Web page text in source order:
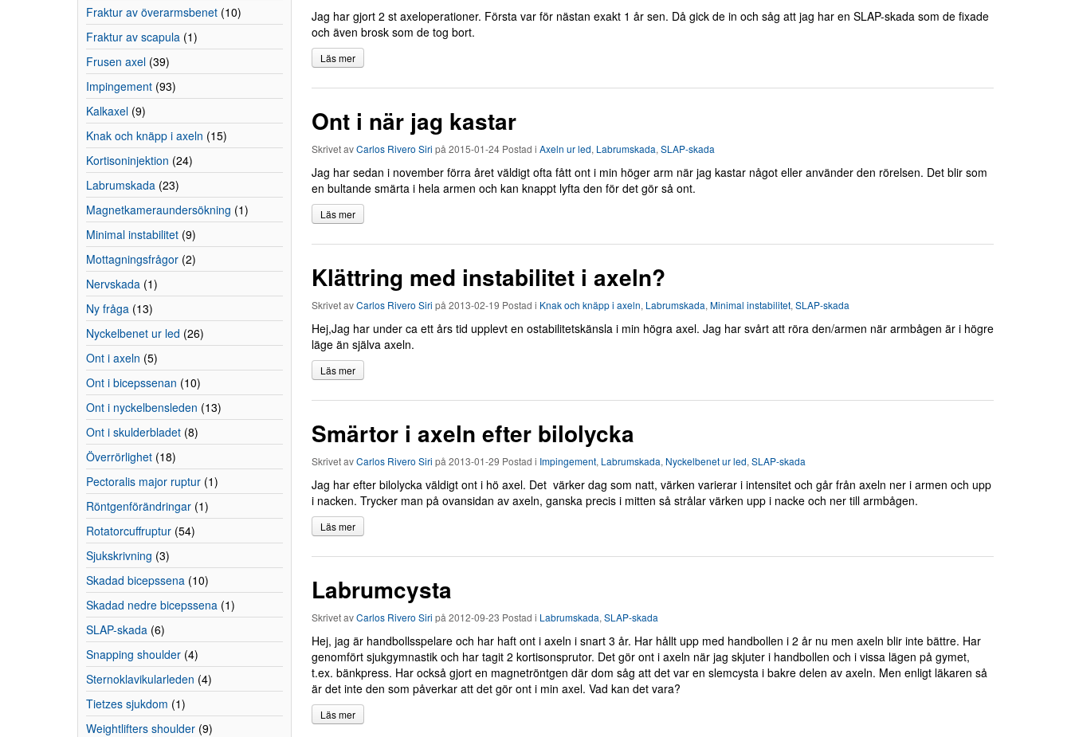
Jag har gjort 2 st axeloperationer. Första var för nästan exakt 1 år sen. Då gick de in och såg att jag har en SLAP-skada som de fixade
och även brosk som de tog bort.
Läs mer
Ont i när jag kastar
Skrivet avCarlos Rivero Siri på 2015-01-24Postad i Axeln ur led, Labrumskada, SLAP-skada
Jag har sedan i november förra året väldigt ofta fått ont i min höger arm när jag kastar något eller använder den rörelsen. Det blir som
en bultande smärta i hela armen och kan knappt lyfta den för det gör så ont.
Läs mer
Klättring med instabilitet i axeln?
Skrivet avCarlos Rivero Siri på 2013-02-19 Postad i Knak och knäpp i axeln, Labrumskada, Minimal instabilitet, SLAP-skada
Hej,Jag har under ca ett års tid upplevt en ostabilitetskänsla i min högra axel. Jag har svårt att röra den/armen när armbågen är i högre
läge än själva axeln.
Läs mer
Smärtor i axeln efter bilolycka
Skrivet avCarlos Rivero Siri på 2013-01-29 Postad i Impingement, Labrumskada, Nyckelbenet ur led, SLAP-skada
Jag har efter bilolycka väldigt ont i hö axel. Det värker dag som natt, värken varierar i intensitet och går från axeln ner i armen och upp
i nacken. Trycker man på ovansidan av axeln, ganska precis i mitten så strålar värken upp i nacke och ner till armbågen.
Läs mer
Labrumcysta
Skrivet avCarlos Rivero Siri på 2012-09-23 Postad i Labrumskada, SLAP-skada
Hej, jag är handbollsspelare och har haft ont i axeln i snart 3 år. Har hållt upp med handbollen i 2 år nu men axeln blir inte bättre. Har
genomfört sjukgymnastik och har tagit 2 kortisonsprutor. Det gör ont i axeln när jag skjuter i handbollen och i vissa lägen på gymet,
t.ex. bänkpress. Har också gjort en magnetröntgen där dom såg att det var en slemcysta i bakre delen av axeln. Men enligt läkaren så
är det inte den som påverkar att det gör ont i min axel. Vad kan det vara?
Läs mer
Fraktur av överarmsbenet (10)
Fraktur av scapula (1)
Frusen axel (39)
Impingement (93)
Kalkaxel (9)
Knak och knäpp i axeln (15)
Kortisoninjektion (24)
Labrumskada (23)
Magnetkameraundersökning (1)
Minimal instabilitet (9)
Mottagningsfrågor (2)
Nervskada (1)
Ny fråga (13)
Nyckelbenet ur led (26)
Ont i axeln (5)
Ont i bicepssenan (10)
Ont i nyckelbensleden (13)
Ont i skulderbladet (8)
Överrörlighet (18)
Pectoralis major ruptur (1)
Röntgenförändringar (1)
Rotatorcuffruptur (54)
Sjukskrivning (3)
Skadad bicepssena (10)
Skadad nedre bicepssena (1)
SLAP-skada (6)
Snapping shoulder (4)
Sternoklavikularleden (4)
Tietzes sjukdom (1)
Weightlifters shoulder (9)